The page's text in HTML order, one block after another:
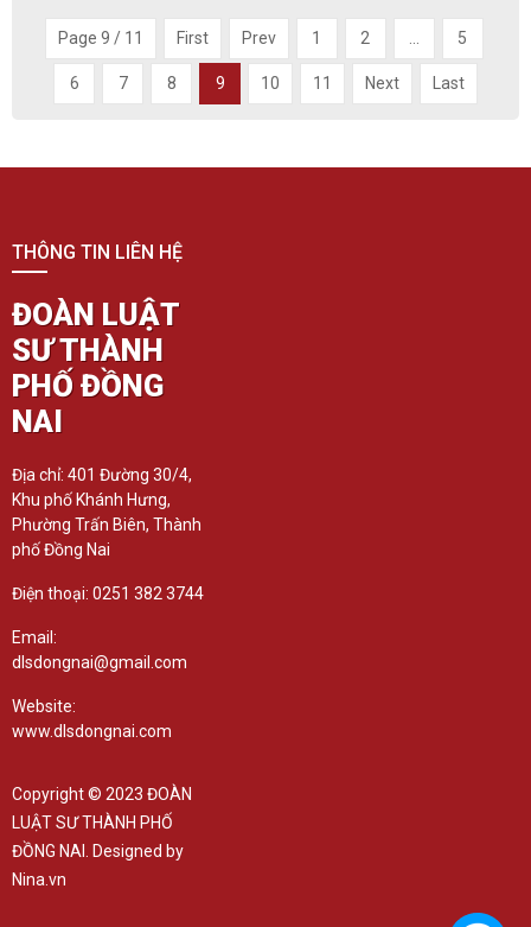
Page 9 / 11 First Prev 1 2 5
6 7 8 9 10 11 Next Last
THÔNG TIN LIÊN HỆ
ĐOÀN LUẬT
SƯ THÀNH
PHỐ ĐỒNG
NAI
Địa chỉ: 401 Đường 30/4,
Khu phố Khánh Hưng,
Phường Trấn Biên, Thành
phố Đồng Nai
Điện thoại: 0251 382 3744
Email:
dlsdongnai@gmail.com
Website:
www.dlsdongnai.com
Copyright © 2023 ĐOÀN
LUẬT SƯ THÀNH PHỐ
ĐỒNG NAI. Designed by
Nina.vn